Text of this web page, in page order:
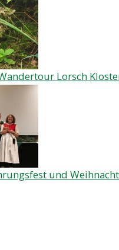
Lorsch
und